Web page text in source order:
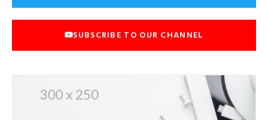
SUBSCRIBE TO OUR CHANNEL